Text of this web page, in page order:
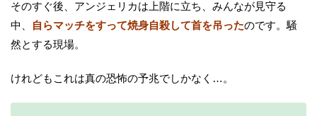
そのすぐ後、アンジェリカは上階に立ち、みんなが見守る
中、
自らマッチをすって焼身自殺して首を吊ったのです。騒
然とする現場。
けれどもこれは真の恐怖の予兆でしかなく…。